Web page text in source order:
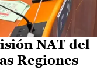
NAT del
Regiones